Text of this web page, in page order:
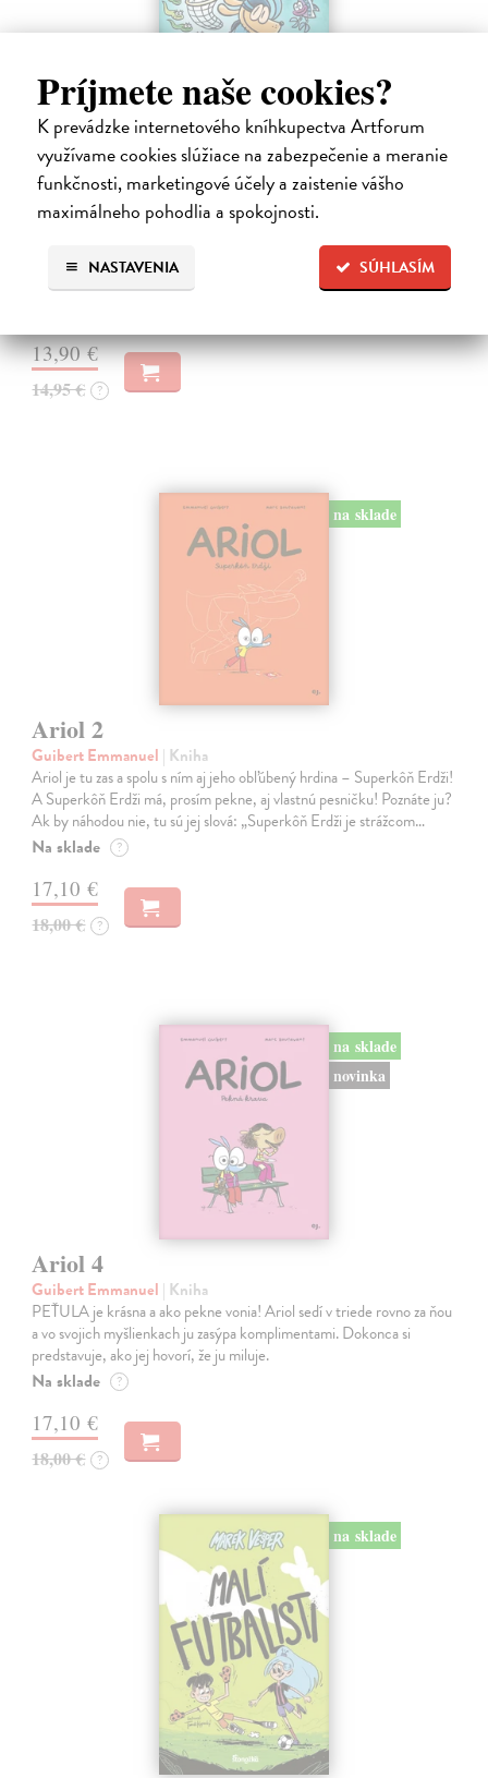
Príjmete naše cookies?
K prevádzke internetového kníhkupectva Artforum
využívame cookies slúžiace na zabezpečenie a meranie
funkčnosti, marketingové účely a zaistenie vášho
maximálneho pohodlia a spokojnosti.
SÚHLASÍM
NASTAVENIA
Dogman 8. Larva 22
Pilkey Dav
| Kniha
Dogman je späť! V ôsmej knihe dobrodružstiev svetoznámeho poliša
so psou hlavou náš hrdina čelí zlej Víle Cile, oblude Kôrovi
McStromaldovi, 22 superzúrivým psychokinetickým žubrienkam a
tiež Pickovmu…
13,90 €
14,95 € ?
na sklade
Ariol 2
Guibert Emmanuel | Kniha
Ariol je tu zas a spolu s ním aj jeho obľúbený hrdina – Superkôň Erdži!
A Superkôň Erdži má, prosím pekne, aj vlastnú pesničku! Poznáte ju?
Ak by náhodou nie, tu sú jej slová: „Superkôň Erdži je strážcom…
Na sklade ?
17,10 €
18,00 € ?
na sklade
novinka
Ariol 4
Guibert Emmanuel | Kniha
PEŤULA je krásna a ako pekne vonia! Ariol sedí v triede rovno za ňou
a vo svojich myšlienkach ju zasýpa komplimentami. Dokonca si
predstavuje, ako jej hovorí, že ju miluje.
Na sklade ?
17,10 €
18,00 € ?
na sklade